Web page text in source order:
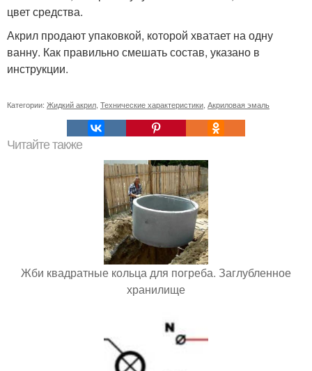
цвет средства.
Акрил продают упаковкой, которой хватает на одну
ванну. Как правильно смешать состав, указано в
инструкции.
Категории: Жидкий акрил, Технические характеристики, Акриловая эмаль
Читайте также
Жби квадратные кольца для погреба. Заглубленное
хранилище